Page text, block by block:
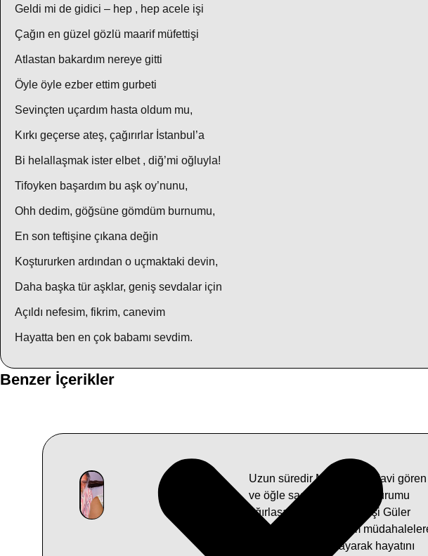
Geldi mi de gidici – hep , hep acele işi
Çağın en güzel gözlü maarif müfettişi
Atlastan bakardım nereye gitti
Öyle öyle ezber ettim gurbeti
Sevinçten uçardım hasta oldum mu,
Kırkı geçerse ateş, çağırırlar İstanbul’a
Bi helallaşmak ister elbet , diğ’mi oğluyla!
Tifoyken başardım bu aşk oy’nunu,
Ohh dedim, göğsüne gömdüm burnumu,
En son teftişine çıkana değin
Koştururken ardından o uçmaktaki devin,
Daha başka tür aşklar, geniş sevdalar için
Açıldı nefesim, fikrim, canevim
Hayatta ben en çok babamı sevdim.
Benzer İçerikler
Uzun süredir Muğla’da tedavi gören
ve öğle saatlerine doğru durumu
ağırlaşan Can Yücel’in eşi Güler
Yücel (85) yapılan tüm
rağmen kurtarılamayarak hayatını